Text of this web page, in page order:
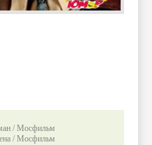
/ Мосфильм
/ Мосфильм